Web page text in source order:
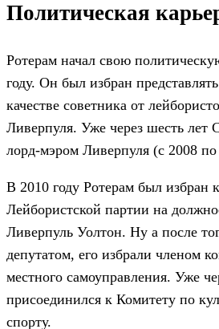
Политическая
Ротерам начал свою
году. Он был избран
качестве советника от
Ливерпуля. Уже через шесть лет
лорд-мэром Ливерпуля (с 2008 по
В 2010 году Ротерам был избран
Лейбористской партии на
Ливерпуль Уолтон. Ну а после
депутатом, его избрали членом
местного самоуправления. Уже
присоединился к Комитету по
спорту.